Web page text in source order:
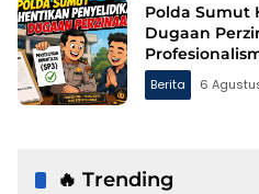
Polda Sumut
Dugaan
Berita 6
🔥 Trending